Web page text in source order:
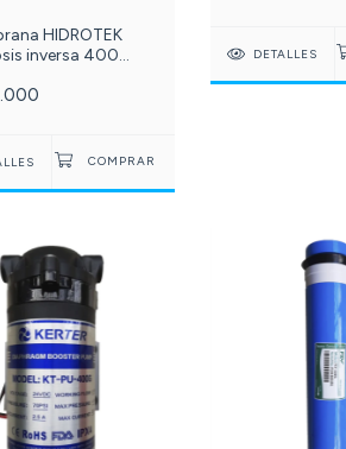
HIDROTEK
inversa 400
de agua y
DETALLES